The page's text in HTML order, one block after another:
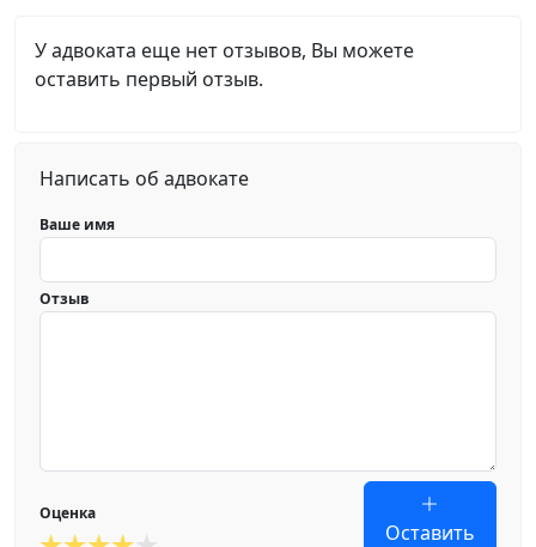
У адвоката еще нет отзывов, Вы можете
оставить первый отзыв.
Написать об адвокате
Ваше имя
Отзыв
Оценка
Оставить